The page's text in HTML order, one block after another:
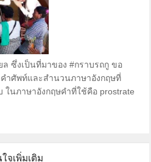
ล ซึ่งเป็นที่มาของ #กราบรถกู ขอ
ำศัพท์และสำนวนภาษาอังกฤษที่
ในภาษาอังกฤษคำที่ใช้คือ prostrate
จเพิ่มเติม